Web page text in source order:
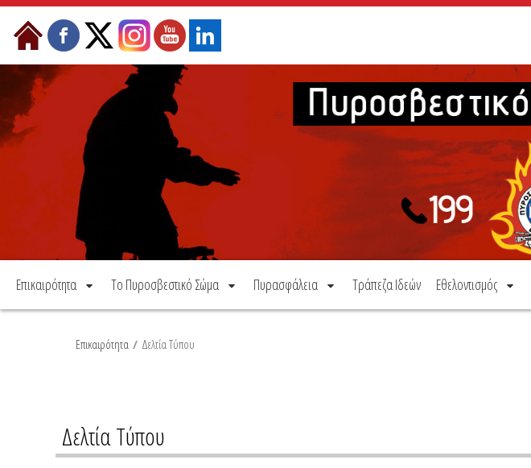
Μετάβαση στο περιεχόμενο
Επικαιρότητα Το Πυροσβεστικό Σώμα Πυρασφάλεια Τράπεζα Ιδεών Εθελοντισμός
Επικαιρότητα / Δελτία Τύπου
Δελτία Τύπου